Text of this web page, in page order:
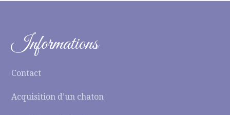
Informations
Contact
Acquisition d’un chaton